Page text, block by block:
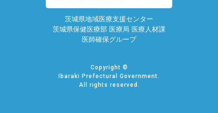
茨城県地域医療支援センター
茨城県保健医療部 医療局 医療人材課
医師確保グループ
Copyright ©
Ibaraki Prefectural Government.
All rights reserved.